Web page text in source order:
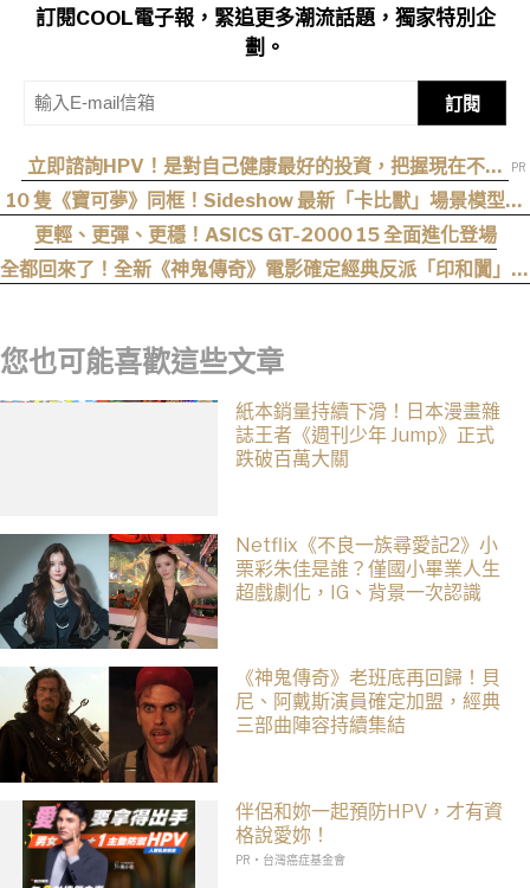
訂閱COOL電子報，緊追更多潮流話題，獨家特別企
劃。
訂閱
立即諮詢HPV！是對自己健康最好的投資，把握現在不嫌
晚！
10 隻《寶可夢》同框！Sideshow 最新「卡比獸」場景模型開
放預購
更輕、更彈、更穩！ASICS GT-2000 15 全面進化登場
全都回來了！全新《神鬼傳奇》電影確定經典反派「印和闐」也
您也可能喜歡這些文章
紙本銷量持續下滑！日本漫畫雜
誌王者《週刊少年 Jump》正式
跌破百萬大關
Netflix《不良一族尋愛記2》小
栗彩朱佳是誰？僅國小畢業人生
超戲劇化，IG、背景一次認識
《神鬼傳奇》老班底再回歸！貝
尼、阿戴斯演員確定加盟，經典
三部曲陣容持續集結
伴侶和妳一起預防HPV，才有資
格說愛妳！
PR・台灣癌症基金會